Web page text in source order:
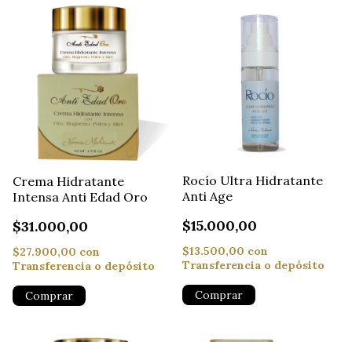
Crema Hidratante
Intensa Anti Edad Oro
$31.000,00
$27.900,00 con
Transferencia o depósito
Rocío Ultra Hidratante
Anti Age
$15.000,00
$13.500,00 con
Transferencia o depósito